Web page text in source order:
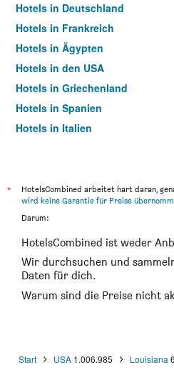
Hotels in Deutschland
Hotels in Frankreich
Hotels in Ägypten
Hotels in den USA
Hotels in Griechenland
Hotels in Spanien
Hotels in Italien
*
HotelsCombined arbeitet hart daran,
wird keine Garantie für Preise
Darum:
HotelsCombined ist weder
Wir durchsuchen und
Daten für dich.
Warum sind die Preise nicht
Start USA 1.006.985 Louisiana